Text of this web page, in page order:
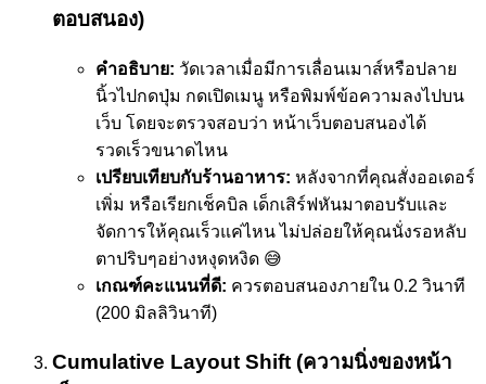
ตอบสนอง)
คำอธิบาย: วัดเวลาเมื่อมีการเลื่อนเมาส์หรือปลาย
นิ้วไปกดปุ่ม กดเปิดเมนู หรือพิมพ์ข้อความลงไปบน
เว็บ โดยจะตรวจสอบว่า หน้าเว็บตอบสนองได้
รวดเร็วขนาดไหน
เปรียบเทียบกับร้านอาหาร: หลังจากที่คุณสั่งออเดอร์
เพิ่ม หรือเรียกเช็คบิล เด็กเสิร์ฟหันมาตอบรับและ
จัดการให้คุณเร็วแค่ไหน ไม่ปล่อยให้คุณนั่งรอหลับ
ตาปริบๆอย่างหงุดหงิด 😅
เกณฑ์คะแนนที่ดี: ควรตอบสนองภายใน 0.2 วินาที
(200 มิลลิวินาที)
Cumulative Layout Shift (ความนิ่งของหน้า